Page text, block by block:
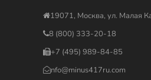
19071, Москва, ул. Малая
8 (800) 333-20-18
+7 (495) 989-84-85
nfo@minus417ru.com